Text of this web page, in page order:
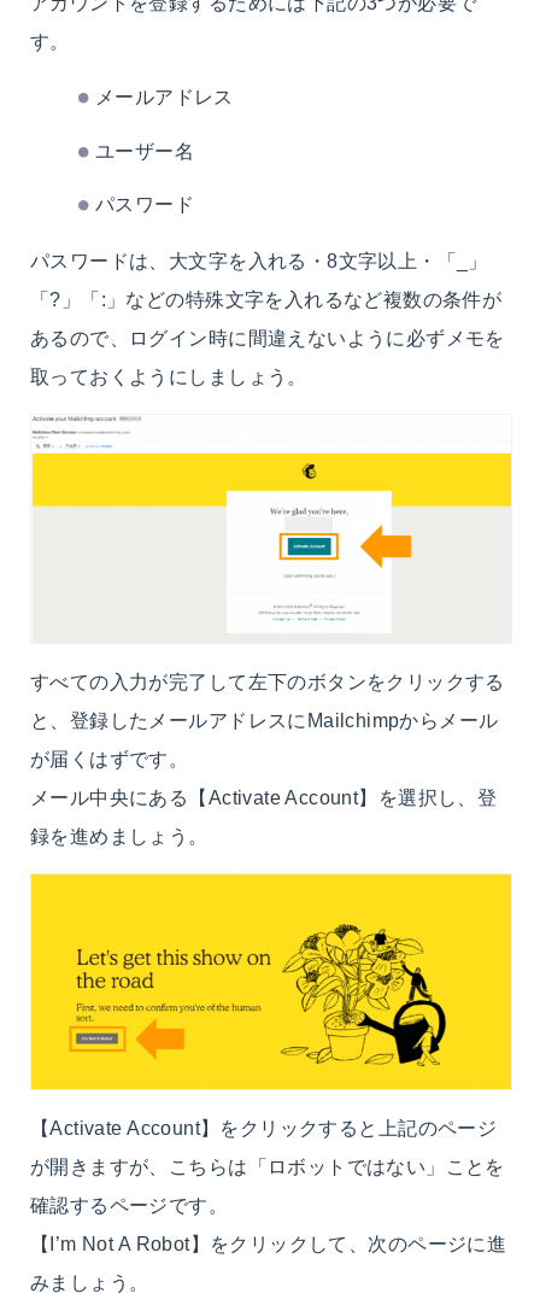
す。
メールアドレス
ユーザー名
パスワード
パスワードは、大文字を入れる・8文字以上・「_」
「?」「:」などの特殊文字を入れるなど複数の条件が
あるので、ログイン時に間違えないように必ずメモを
取っておくようにしましょう。
すべての入力が完了して左下のボタンをクリックする
と、登録したメールアドレスにMailchimpからメール
が届くはずです。
メール中央にある【Activate Account】を選択し、登
録を進めましょう。
【Activate Account】をクリックすると上記のページ
が開きますが、こちらは「ロボットではない」ことを
確認するページです。
【I’m Not A Robot】をクリックして、次のページに進
みましょう。